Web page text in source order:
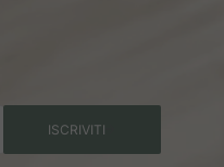
ISCRIVITI